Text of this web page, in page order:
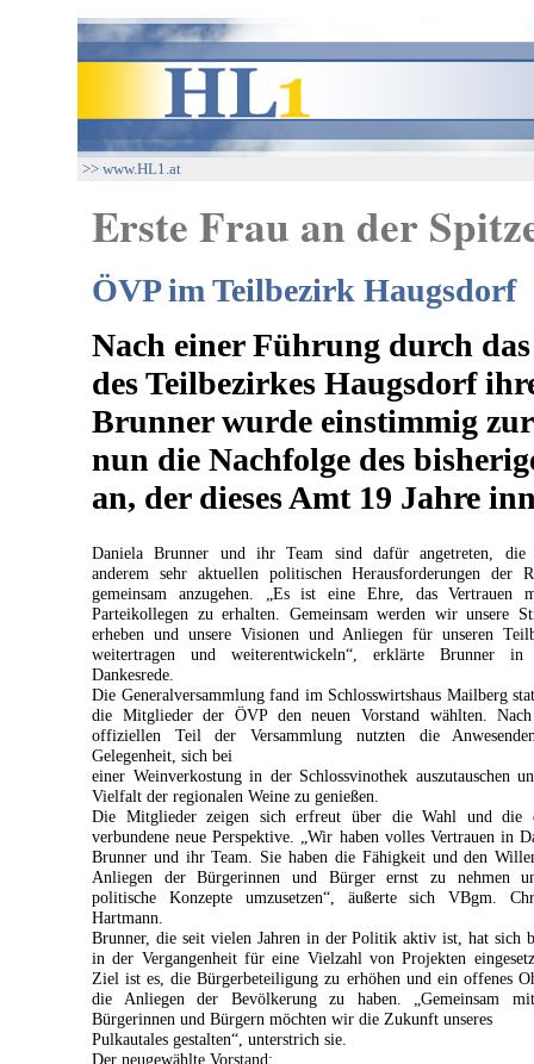
>> www.HL1.at
Erste Frau an der
ÖVP im Teilbezirk Haugsdorf
Nach einer Führung durch
des Teilbezirkes Haugsdorf
Brunner wurde einstimmig
nun die Nachfolge des
an, der dieses Amt 19 Jahre
Daniela Brunner und ihr Team sind dafür angetreten, die
anderem sehr aktuellen politischen Herausforderungen der
gemeinsam anzugehen. „Es ist eine Ehre, das Vertrauen
Parteikollegen zu erhalten. Gemeinsam werden wir unsere
erheben und unsere Visionen und Anliegen für unseren
weitertragen und weiterentwickeln“, erklärte Brunner in
Dankesrede.
Die Generalversammlung fand im Schlosswirtshaus Mailberg
die Mitglieder der ÖVP den neuen Vorstand wählten.
offiziellen Teil der Versammlung nutzten die
Gelegenheit, sich bei
einer Weinverkostung in der Schlossvinothek auszutauschen
Vielfalt der regionalen Weine zu genießen.
Die Mitglieder zeigen sich erfreut über die Wahl und die
verbundene neue Perspektive. „Wir haben volles Vertrauen in
Brunner und ihr Team. Sie haben die Fähigkeit und den
Anliegen der Bürgerinnen und Bürger ernst zu nehmen
politische Konzepte umzusetzen“, äußerte sich VBgm.
Hartmann.
Brunner, die seit vielen Jahren in der Politik aktiv ist, hat sich
in der Vergangenheit für eine Vielzahl von Projekten
Ziel ist es, die Bürgerbeteiligung zu erhöhen und ein offenes
die Anliegen der Bevölkerung zu haben. „Gemeinsam
Bürgerinnen und Bürgern möchten wir die Zukunft unseres
Pulkautales gestalten“, unterstrich sie.
Der neugewählte Vorstand: